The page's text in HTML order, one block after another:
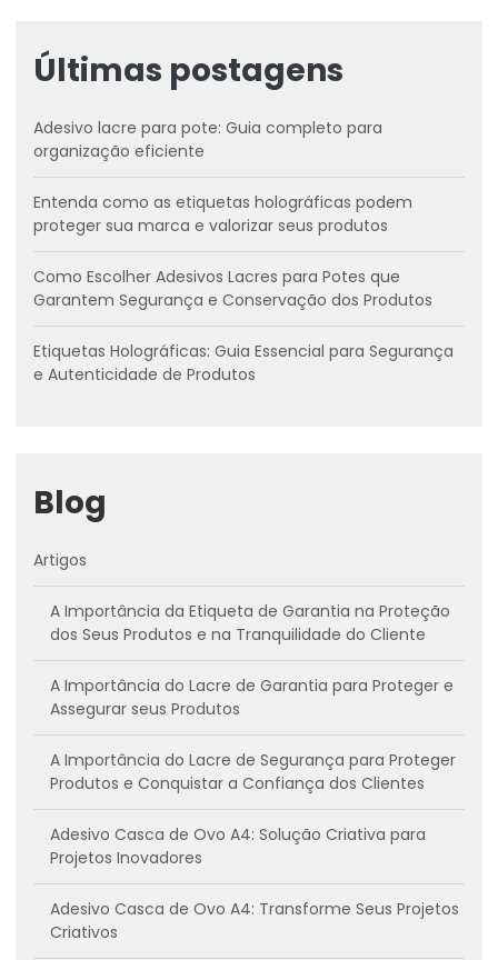
Últimas postagens
Adesivo lacre para pote: Guia completo para
organização eficiente
Entenda como as etiquetas holográficas podem
proteger sua marca e valorizar seus produtos
Como Escolher Adesivos Lacres para Potes que
Garantem Segurança e Conservação dos Produtos
Etiquetas Holográficas: Guia Essencial para Segurança
e Autenticidade de Produtos
Blog
Artigos
A Importância da Etiqueta de Garantia na Proteção
dos Seus Produtos e na Tranquilidade do Cliente
A Importância do Lacre de Garantia para Proteger e
Assegurar seus Produtos
A Importância do Lacre de Segurança para Proteger
Produtos e Conquistar a Confiança dos Clientes
Adesivo Casca de Ovo A4: Solução Criativa para
Projetos Inovadores
Adesivo Casca de Ovo A4: Transforme Seus Projetos
Criativos